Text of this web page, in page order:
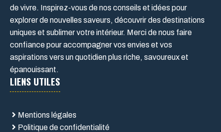
de vivre. Inspirez-vous de nos conseils et idées pour
explorer de nouvelles saveurs, découvrir des destinations
uniques et sublimer votre intérieur. Merci de nous faire
confiance pour accompagner vos envies et vos
aspirations vers un quotidien plus riche, savoureux et
épanouissant.
LIENS UTILES
Mentions légales
Politique de confidentialité